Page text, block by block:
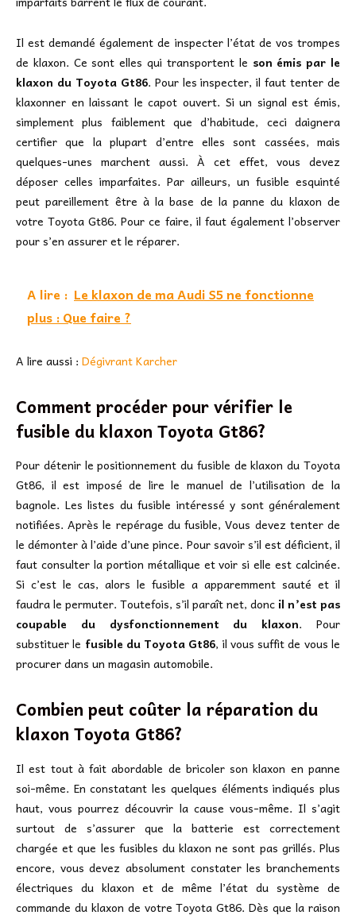
Il est demandé également de inspecter l’état de vos trompes
de klaxon. Ce sont elles qui transportent le son émis par le
klaxon du Toyota Gt86. Pour les inspecter, il faut tenter de
klaxonner en laissant le capot ouvert. Si un signal est émis,
simplement plus faiblement que d’habitude, ceci daignera
certifier que la plupart d’entre elles sont cassées, mais
quelques-unes marchent aussi. À cet effet, vous devez
déposer celles imparfaites. Par ailleurs, un fusible esquinté
peut pareillement être à la base de la panne du klaxon de
votre Toyota Gt86. Pour ce faire, il faut également l’observer
pour s’en assurer et le réparer.
A lire : Le klaxon de ma Audi S5 ne fonctionne
plus : Que faire ?
A lire aussi : Dégivrant Karcher
Comment procéder pour vérifier le
fusible du klaxon Toyota Gt86?
Pour détenir le positionnement du fusible de klaxon du Toyota
Gt86, il est imposé de lire le manuel de l’utilisation de la
bagnole. Les listes du fusible intéressé y sont généralement
notifiées. Après le repérage du fusible, Vous devez tenter de
le démonter à l’aide d’une pince. Pour savoir s’il est déficient, il
faut consulter la portion métallique et voir si elle est calcinée.
Si c’est le cas, alors le fusible a apparemment sauté et il
faudra le permuter. Toutefois, s’il paraît net, donc il n’est pas
coupable du dysfonctionnement du klaxon. Pour
substituer le fusible du Toyota Gt86, il vous suffit de vous le
procurer dans un magasin automobile.
Combien peut coûter la réparation du
klaxon Toyota Gt86?
Il est tout à fait abordable de bricoler son klaxon en panne
soi-même. En constatant les quelques éléments indiqués plus
haut, vous pourrez découvrir la cause vous-même. Il s’agit
surtout de s’assurer que la batterie est correctement
chargée et que les fusibles du klaxon ne sont pas grillés. Plus
encore, vous devez absolument constater les branchements
électriques du klaxon et de même l’état du système de
commande du klaxon de votre Toyota Gt86. Dès que la raison